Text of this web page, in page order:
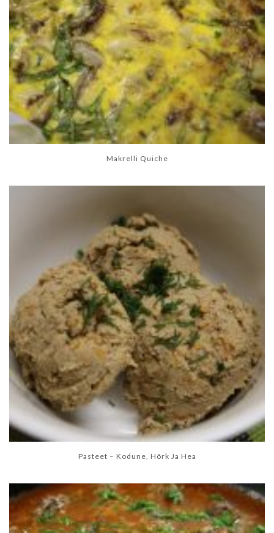
Makrelli Quiche
Pasteet – Kodune, Hõrk Ja Hea